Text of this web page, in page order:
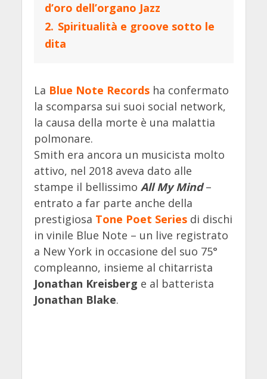
d’oro dell’organo Jazz
2. Spiritualità e groove sotto le
dita
La Blue Note Recordsha confermato
la scomparsa sui suoi social network,
la causa della morte è una malattia
polmonare.
Smith era ancora un musicista molto
attivo, nel 2018 aveva dato alle
stampe il bellissimo All My Mind–
entrato a far parte anche della
prestigiosa Tone Poet Seriesdi dischi
in vinile Blue Note – un live registrato
a New York in occasione del suo 75°
compleanno, insieme al chitarrista
Jonathan Kreisberg e al batterista
Jonathan Blake.